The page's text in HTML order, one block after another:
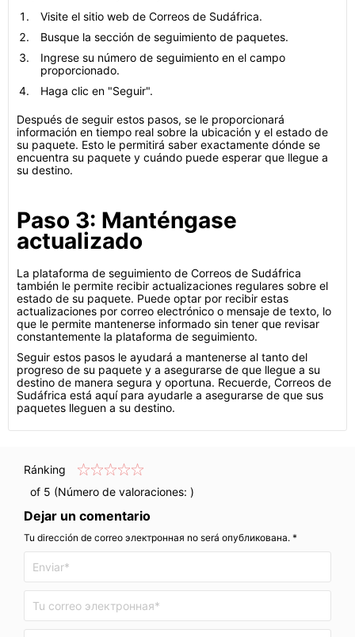
Visite el sitio web de Correos de Sudáfrica.
Busque la sección de seguimiento de paquetes.
Ingrese su número de seguimiento en el campo
proporcionado.
Haga clic en "Seguir".
Después de seguir estos pasos, se le proporcionará
información en tiempo real sobre la ubicación y el estado de
su paquete. Esto le permitirá saber exactamente dónde se
encuentra su paquete y cuándo puede esperar que llegue a
su destino.
Paso 3: Manténgase
actualizado
La plataforma de seguimiento de Correos de Sudáfrica
también le permite recibir actualizaciones regulares sobre el
estado de su paquete. Puede optar por recibir estas
actualizaciones por correo electrónico o mensaje de texto, lo
que le permite mantenerse informado sin tener que revisar
constantemente la plataforma de seguimiento.
Seguir estos pasos le ayudará a mantenerse al tanto del
progreso de su paquete y a asegurarse de que llegue a su
destino de manera segura y oportuna. Recuerde, Correos de
Sudáfrica está aquí para ayudarle a asegurarse de que sus
paquetes lleguen a su destino.
Ránking
of 5 (Número de valoraciones: )
Dejar un comentario
Tu dirección de correo электронная no será опубликована. *